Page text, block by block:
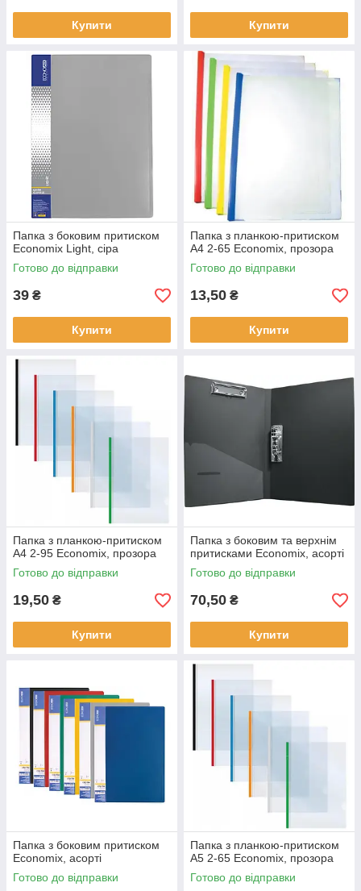
Купити Купити
Папка з боковим притиском
Economix Light, сіра
Готово до відправки
39 ₴
Купити
Папка з планкою-притиском
А4 2-65 Economix, прозора
Готово до відправки
13,50 ₴
Купити
Папка з планкою-притиском
А4 2-95 Economix, прозора
Готово до відправки
19,50 ₴
Купити
Папка з боковим та верхнім
притисками Economix, асорті
Готово до відправки
70,50 ₴
Купити
Папка з боковим притиском
Economix, асорті
Готово до відправки
Папка з планкою-притиском
А5 2-65 Economix, прозора
Готово до відправки